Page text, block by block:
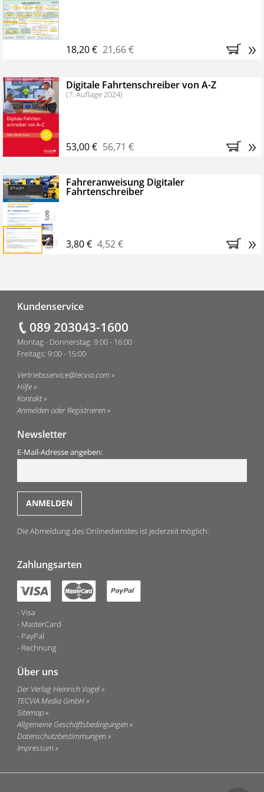
Bestellen Sie jetzt das VerkehrsRundschau Profipaket im
Kennenlern-Abo für zwei Monate (inkl. der derzeitig
Monaten brauchen Sie nichts weiter tun, das
Abonnement endet automatisch, es entstehen keine
weiteren Verpflichtungen.
18,20 € 21,66 € »
Digitale Fahrtenschreiber von A-Z
(7. Auflage 2024)
53,00 € 56,71 € »
Fahreranweisung Digitaler
Fahrtenschreiber
3,80 € 4,52 € »
Kundenservice
089 203043-1600
Montag - Donnerstag: 9:00 - 16:00
Freitags: 9:00 - 15:00
Vertriebsservice@tecvia.com
Hilfe
Kontakt
Anmelden oder Registrieren
Newsletter
E-Mail-Adresse angeben:
Die Abmeldung des Onlinedienstes ist jederzeit möglich.
Zahlungsarten
Visa
MasterCard
PayPal
Rechnung
Über uns
Der Verlag Heinrich Vogel
TECVIA Media GmbH
Sitemap
Allgemeine Geschäftsbedingungen
Datenschutzbestimmungen
Impressum